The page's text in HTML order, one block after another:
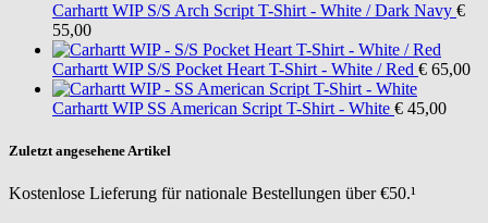
Carhartt WIP S/S Arch Script T-Shirt - White / Dark Navy €
55,00
Carhartt WIP S/S Pocket Heart T-Shirt - White / Red € 65,00
Carhartt WIP SS American Script T-Shirt - White € 45,00
Zuletzt angesehene Artikel
Kostenlose Lieferung für nationale Bestellungen über €50.¹